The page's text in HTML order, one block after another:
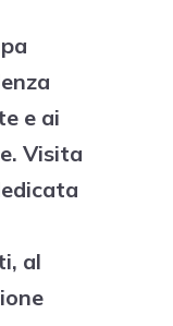
e ai
Visita
al